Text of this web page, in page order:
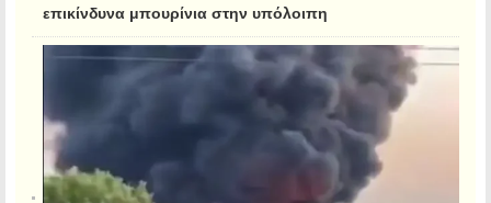
επικίνδυνα μπουρίνια στην υπόλοιπη